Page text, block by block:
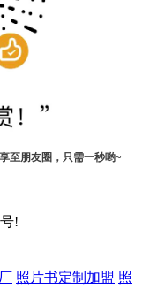
至朋友圈，只需一秒哟~
!
照片书定制加盟 照